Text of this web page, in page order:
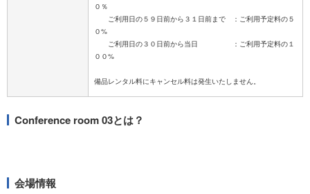
０％
ご利用日の５９日前から３１日前まで ：ご利用予定料の５
０%
ご利用日の３０日前から当日 ：ご利用予定料の１
００%
Conference room 03とは？
会場情報